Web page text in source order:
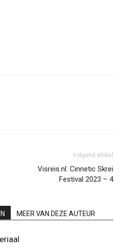
Volgend artikel
Visreis.nl: Cinnetic Skrei
Festival 2023 – 4
MEER VAN DEZE AUTEUR